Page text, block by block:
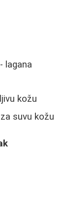
- lagana
kožu
suvu kožu